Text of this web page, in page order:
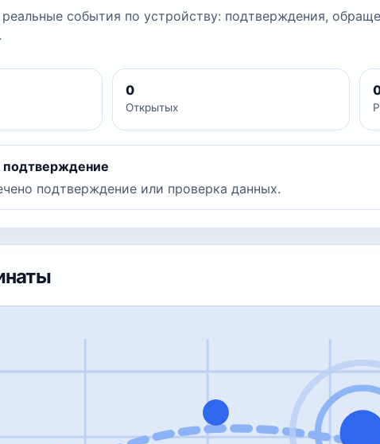
события по устройству: подтверждения,
0
Открытых
подтверждение
подтверждение или проверка данных.